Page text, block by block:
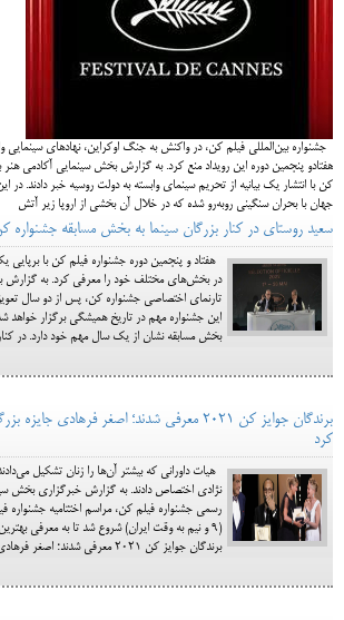
جشنواره بین‌المللی فیلم کن، در واکنش به جنگ اوکراین، نهادهای سینمایی
هفتادو پنجمین دوره این رویداد منع کرد. به گزارش بخش سینمایی آکادمی هنر
کن با انتشار یک بیانیه از تحریم سینمای وابسته به دولت روسیه خبر دادند. در
جهان با بحران سنگینی روبه‌رو شده که در خلال آن بخشی از اروپا زیر آتش
سعید روستای در کنار بزرگان سینما به بخش مسابقه جشنواره کن ۲۰۲۲ راه
هفتاد و پنجمین دوره جشنواره فیلم کن با
در بخش‌های مختلف خود را معرفی کرد. به گزارش
تارنمای اختصاصی جشنواره کن، پس از دو سال
این جشنواره مهم در تاریخ همیشگی برگزار خواهد
بخش مسابقه نشان از یک سال مهم خود دارد. در کنار
برندگان جوایز کن 2021 معرفی شدند؛ اصغر
کرد
هیات داورانی که بیشتر آن‌ها را زنان تشکیل
نژادی اختصاص دادند. به گزارش خبرگزاری بخش
(۹ و نیم به وقت ایران) شروع شد تا به معرفی
برندگان جوایز کن 2021 معرفی شدند؛ اصغر فرهادی جایزه بزرگ هیات داوران